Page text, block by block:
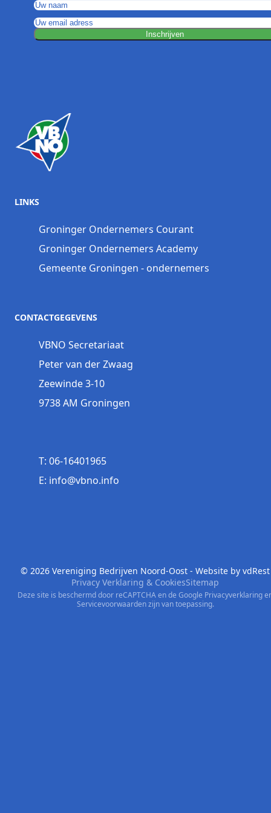
Inschrijven
LINKS
Groninger Ondernemers Courant
Groninger Ondernemers Academy
Gemeente Groningen - ondernemers
CONTACTGEGEVENS
VBNO Secretariaat
Peter van der Zwaag
Zeewinde 3-10
9738 AM Groningen
T: 06-16401965
E: info@vbno.info
© 2026 Vereniging Bedrijven Noord-Oost - Website by vdRest
Privacy Verklaring & CookiesSitemap
Deze site is beschermd door reCAPTCHA en de Google Privacyverklaring
Servicevoorwaardenzijn van toepassing.